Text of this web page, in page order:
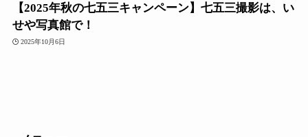
【2025年秋の七五三キャンペーン】七五三撮影は、い
せや写真館で！
2025年10月6日